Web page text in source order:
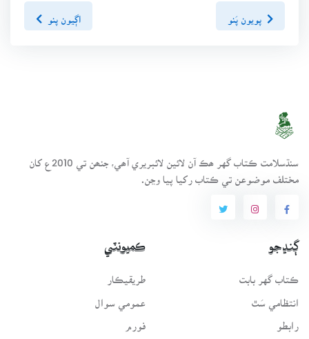
پويون پَنو اڳيون پنو
سنڌسلامت ڪتاب گهر ھڪ آن لائين لائبريري آھي، جنھن تي 2010ع کان
مختلف موضوعن تي ڪتاب رکيا پيا وڃن.
ڳنڍجو
ڪتاب گهر بابت
انتظامي سَٿ
رابطو
ڪميونٽي
طريقيڪار
عمومي سوال
فورم